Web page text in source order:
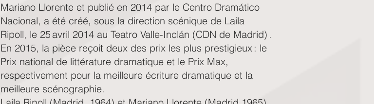
Mariano Llorente et publié en 2014 par le Centro Dramático
Nacional, a été créé, sous la direction scénique de Laila
Ripoll, le 25 avril 2014 au Teatro Valle-Inclán (CDN de Madrid) .
En 2015, la pièce reçoit deux des prix les plus prestigieux : le
Prix national de littérature dramatique et le Prix Max,
respectivement pour la meilleure écriture dramatique et la
meilleure scénographie.